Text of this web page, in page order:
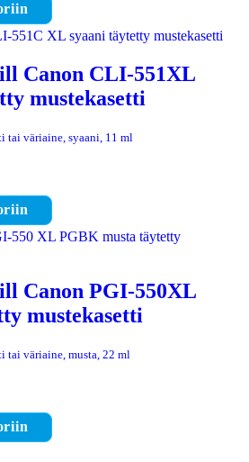
Canon CLI-551XL
mustekasetti
tai väriaine, syaani, 11 ml
Canon PGI-550XL
mustekasetti
tai väriaine, musta, 22 ml